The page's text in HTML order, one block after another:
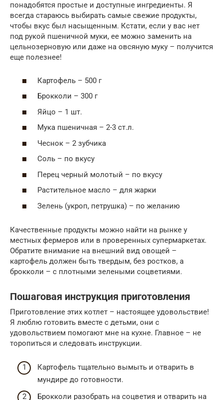
понадобятся простые и доступные ингредиенты. Я
всегда стараюсь выбирать самые свежие продукты,
чтобы вкус был насыщенным. Кстати, если у вас нет
под рукой пшеничной муки, ее можно заменить на
цельнозерновую или даже на овсяную муку – получится
еще полезнее!
Картофель – 500 г
Брокколи – 300 г
Яйцо – 1 шт.
Мука пшеничная – 2-3 ст.л.
Чеснок – 2 зубчика
Соль – по вкусу
Перец черный молотый – по вкусу
Растительное масло – для жарки
Зелень (укроп, петрушка) – по желанию
Качественные продукты можно найти на рынке у
местных фермеров или в проверенных супермаркетах.
Обратите внимание на внешний вид овощей –
картофель должен быть твердым, без ростков, а
брокколи – с плотными зелеными соцветиями.
Пошаговая инструкция приготовления
Приготовление этих котлет – настоящее удовольствие!
Я люблю готовить вместе с детьми, они с
удовольствием помогают мне на кухне. Главное – не
торопиться и следовать инструкции.
Картофель тщательно вымыть и отварить в
мундире до готовности.
Брокколи разобрать на соцветия и отварить на